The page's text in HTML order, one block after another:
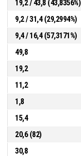
19,2 / 43,8 (43,8356%)
9,2 / 31,4 (29,2994%)
9,4 / 16,4 (57,3171%)
49,8
19,2
11,2
1,8
15,4
20,6 (82)
30,8